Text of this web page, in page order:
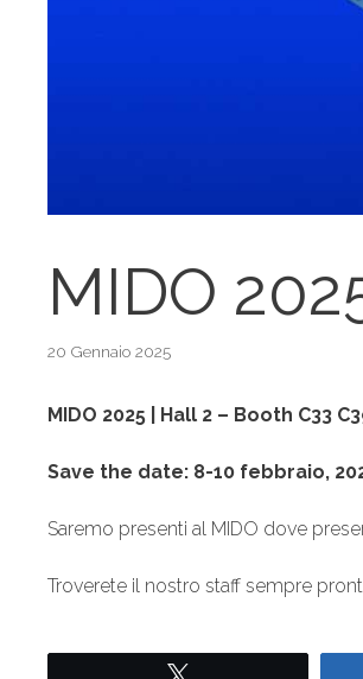
MIDO
20 Gennaio 2025
MIDO 2025 | Hall 2 – Booth C33
Save the date: 8-10 febbraio,
Saremo presenti al MIDO dove
Troverete il nostro staff sempre